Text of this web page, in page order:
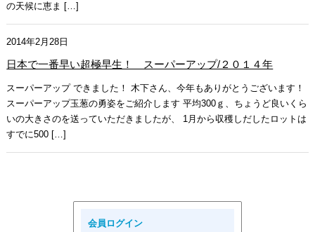
の天候に恵ま […]
2014年2月28日
日本で一番早い超極早生！ スーパーアップ/２０１４年
スーパーアップ できました！ 木下さん、今年もありがとうございます！
スーパーアップ玉葱の勇姿をご紹介します 平均300ｇ、ちょうど良いくら
いの大きさのを送っていただきましたが、 1月から収穫しだしたロットは
すでに500 […]
会員ログイン